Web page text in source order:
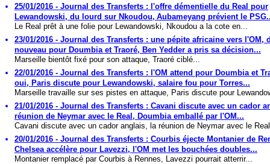
25/01/2016 - Journal des Transferts : l'offre démentielle du Real pour
Lewandowski, du lourd sur Nkoudou, Aubameyang prévient le
Le Real prêt à une folie pour Lewandowski, Nkoudou a la cote en...
23/01/2016 - Journal des Transferts : une pépite africaine vers l'OM,
nouveau pour Doumbia et Traoré, Ben Yedder a pris sa décision...
Marseille bientôt fixé pour son attaque, Traoré ciblé...
22/01/2016 - Journal des Transferts : l'OM attend pour Doumbia et
oui, Paris discute pour Lewandowski, salaire fou pour Torres...
Marseille travaille sur ses pistes en attaque, Paris discute pour
21/01/2016 - Journal des Transferts : Cavani discute avec un cador
réunion de Neymar avec le Real, Doumbia emballé par l'OM...
Cavani discute avec un cador anglais, la réunion de Neymar avec le
20/01/2016 - Journal des Transferts : Courbis éjecte Montanier de
Chelsea accélère pour Lavezzi, l'OM met les bouchées doubles...
Montanier remplacé par Courbis à Rennes, Lavezzi pourrait atterrir...